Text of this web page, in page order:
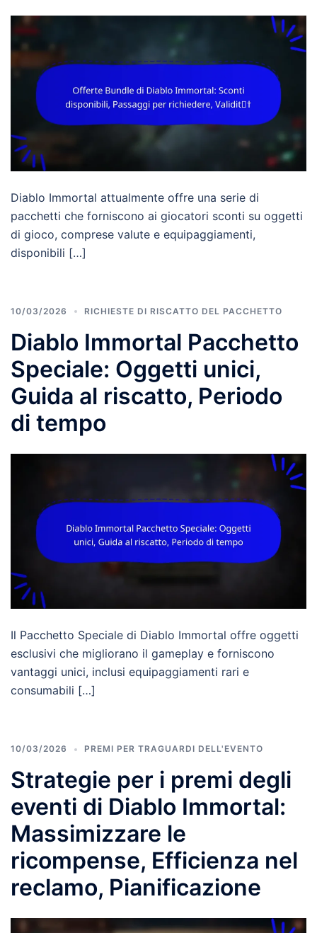
Diablo Immortal attualmente offre una serie di
pacchetti che forniscono ai giocatori sconti su oggetti
di gioco, comprese valute e equipaggiamenti,
disponibili […]
10/03/2026 RICHIESTE DI RISCATTO DEL PACCHETTO
Diablo Immortal Pacchetto
Speciale: Oggetti unici,
Guida al riscatto, Periodo
di tempo
Il Pacchetto Speciale di Diablo Immortal offre oggetti
esclusivi che migliorano il gameplay e forniscono
vantaggi unici, inclusi equipaggiamenti rari e
consumabili […]
10/03/2026 PREMI PER TRAGUARDI DELL'EVENTO
Strategie per i premi degli
eventi di Diablo Immortal:
Massimizzare le
ricompense, Efficienza nel
reclamo, Pianificazione